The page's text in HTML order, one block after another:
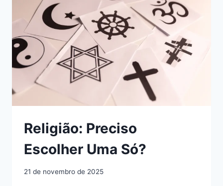
CONFLITO
RELIGIOSO
Religião: Preciso
Escolher Uma Só?
21 de novembro de 2025